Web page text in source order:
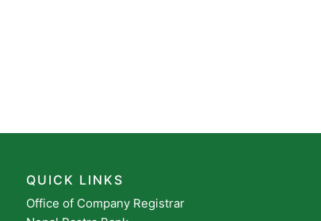
QUICK LINKS
Office of Company Registrar